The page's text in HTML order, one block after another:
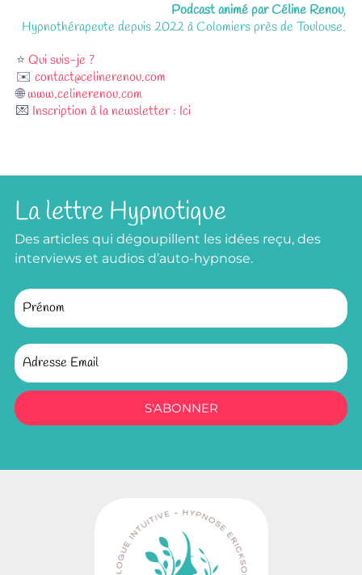
Podcast animé par Céline Renou,
Hypnothérapeute depuis 2022 à Colomiers près de Toulouse.
⭐ Qui suis-je ?
✉️ contact@celinerenou.com
🌐www.celinerenou.com
💌 Inscription à la newsletter : Ici
La lettre Hypnotique
Des articles qui dégoupillent les idées reçu, des
interviews et audios d’auto-hypnose.
S'ABONNER